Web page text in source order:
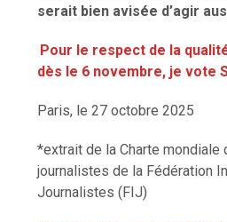
serait bien avisée d’agir
Pour le respect de la
dès le 6 novembre, je vote
Paris, le 27 octobre 2025
*extrait de la Charte mondiale
journalistes de la Fédération
Journalistes (FIJ)